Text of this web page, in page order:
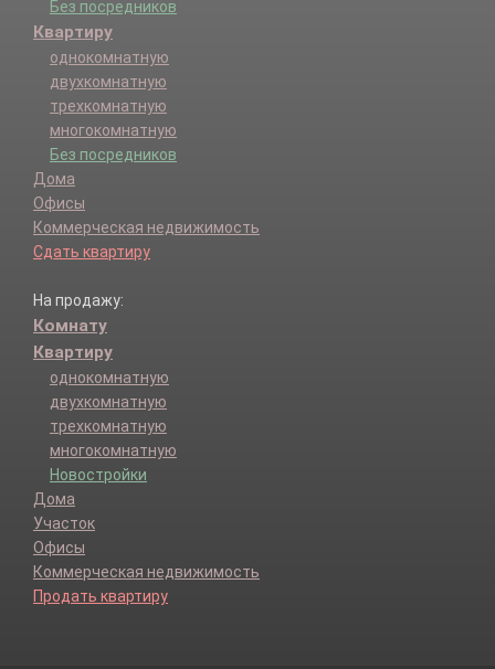
Без посредников
Квартиру
однокомнатную
двухкомнатную
трехкомнатную
многокомнатную
Без посредников
Дома
Офисы
Коммерческая недвижимость
Сдать квартиру
На продажу:
Комнату
Квартиру
однокомнатную
двухкомнатную
трехкомнатную
многокомнатную
Новостройки
Дома
Участок
Офисы
Коммерческая недвижимость
Продать квартиру